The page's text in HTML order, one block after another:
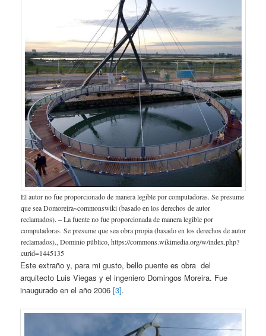
El autor no fue proporcionado de manera legible por computadoras. Se presume
que sea Domoreira~commonswiki (basado en los derechos de autor
reclamados). – La fuente no fue proporcionada de manera legible por
computadoras. Se presume que sea obra propia (basado en los derechos de autor
reclamados)., Dominio público, https://commons.wikimedia.org/w/index.php?
curid=1445135
Este extraño y, para mi gusto, bello puente es obra del
arquitecto Luis Viegas y el ingeniero Domingos Moreira. Fue
inaugurado en el año 2006 [3].